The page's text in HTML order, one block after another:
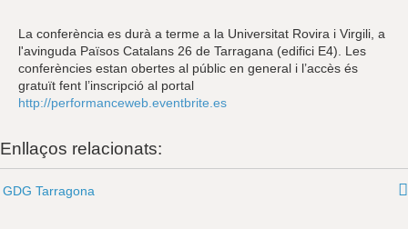
La conferència es durà a terme a la Universitat Rovira i Virgili, a
l'avinguda Països Catalans 26 de Tarragana (edifici E4). Les
conferències estan obertes al públic en general i l’accès és
gratuït fent l’inscripció al portal
http://performanceweb.eventbrite.es
Enllaços relacionats:
GDG Tarragona